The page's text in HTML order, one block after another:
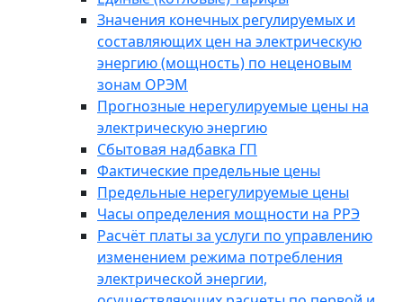
Значения конечных регулируемых и
составляющих цен на электрическую
энергию (мощность) по неценовым
зонам ОРЭМ
Прогнозные нерегулируемые цены на
электрическую энергию
Сбытовая надбавка ГП
Фактические предельные цены
Предельные нерегулируемые цены
Часы определения мощности на РРЭ
Расчёт платы за услуги по управлению
изменением режима потребления
электрической энергии,